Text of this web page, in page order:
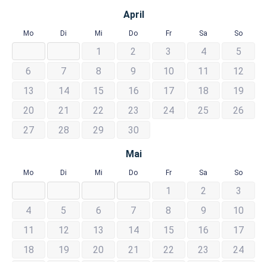
April
Mo Di Mi Do Fr Sa So
1 2 3 4
5
6
7 8 9 10 11
12
13
14 15 16 17 18
19
20
21 22 23 24 25
26
27
28 29 30
Mai
Mo Di Mi Do Fr Sa So
1 2
3
4
5 6 7 8 9
10
11
12 13 14 15 16
17
18
19 20 21 22 23
24